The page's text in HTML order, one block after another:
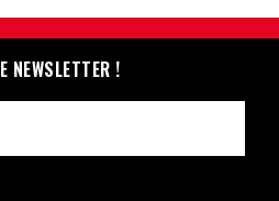
NEWSLETTER !